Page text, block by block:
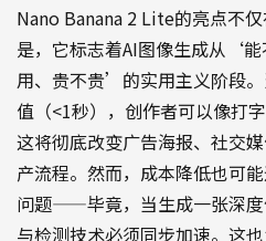
Nano Banana 2 Lite的亮点不
是，它标志着AI图像生成从‘
用、贵不贵’的实用主义阶段
值（<1秒），创作者可以像打
这将彻底改变广告海报、社交
产流程。然而，成本降低也可
问题——毕竟，当生成一张深度
与检测技术必须同步加速。这